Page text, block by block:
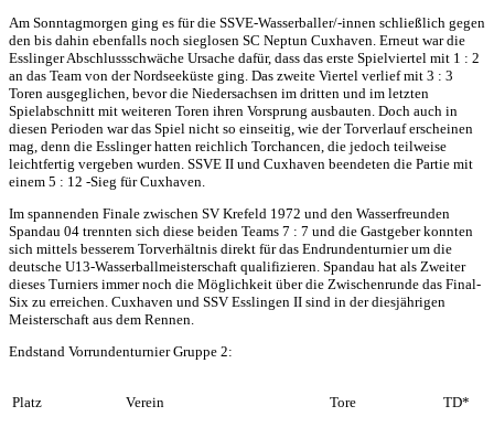
Am Sonntagmorgen ging es für die SSVE-Wasserballer/-innen schließlich gegen
den bis dahin ebenfalls noch sieglosen SC Neptun Cuxhaven. Erneut war die
Esslinger Abschlussschwäche Ursache dafür, dass das erste Spielviertel mit 1 : 2
an das Team von der Nordseeküste ging. Das zweite Viertel verlief mit 3 : 3
Toren ausgeglichen, bevor die Niedersachsen im dritten und im letzten
Spielabschnitt mit weiteren Toren ihren Vorsprung ausbauten. Doch auch in
diesen Perioden war das Spiel nicht so einseitig, wie der Torverlauf erscheinen
mag, denn die Esslinger hatten reichlich Torchancen, die jedoch teilweise
leichtfertig vergeben wurden. SSVE II und Cuxhaven beendeten die Partie mit
einem 5 : 12 -Sieg für Cuxhaven.
Im spannenden Finale zwischen SV Krefeld 1972 und den Wasserfreunden
Spandau 04 trennten sich diese beiden Teams 7 : 7 und die Gastgeber konnten
sich mittels besserem Torverhältnis direkt für das Endrundenturnier um die
deutsche U13-Wasserballmeisterschaft qualifizieren. Spandau hat als Zweiter
dieses Turniers immer noch die Möglichkeit über die Zwischenrunde das Final-
Six zu erreichen. Cuxhaven und SSV Esslingen II sind in der diesjährigen
Meisterschaft aus dem Rennen.
Endstand Vorrundenturnier Gruppe 2:
Platz Verein Tore TD*